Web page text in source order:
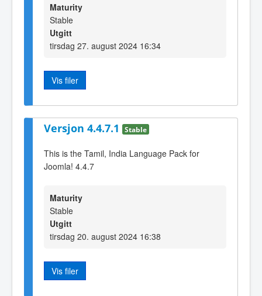
Maturity
Stable
Utgitt
tirsdag 27. august 2024 16:34
Vis filer
Versjon 4.4.7.1 Stable
This is the Tamil, India Language Pack for
Joomla! 4.4.7
Maturity
Stable
Utgitt
tirsdag 20. august 2024 16:38
Vis filer